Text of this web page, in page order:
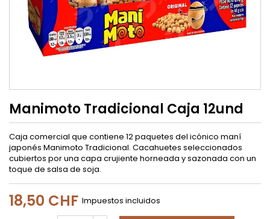
Manimoto Tradicional Caja 12und
Caja comercial que contiene 12 paquetes del icónico maní
japonés Manimoto Tradicional. Cacahuetes seleccionados
cubiertos por una capa crujiente horneada y sazonada con un
toque de salsa de soja.
18,50 CHF Impuestos incluidos